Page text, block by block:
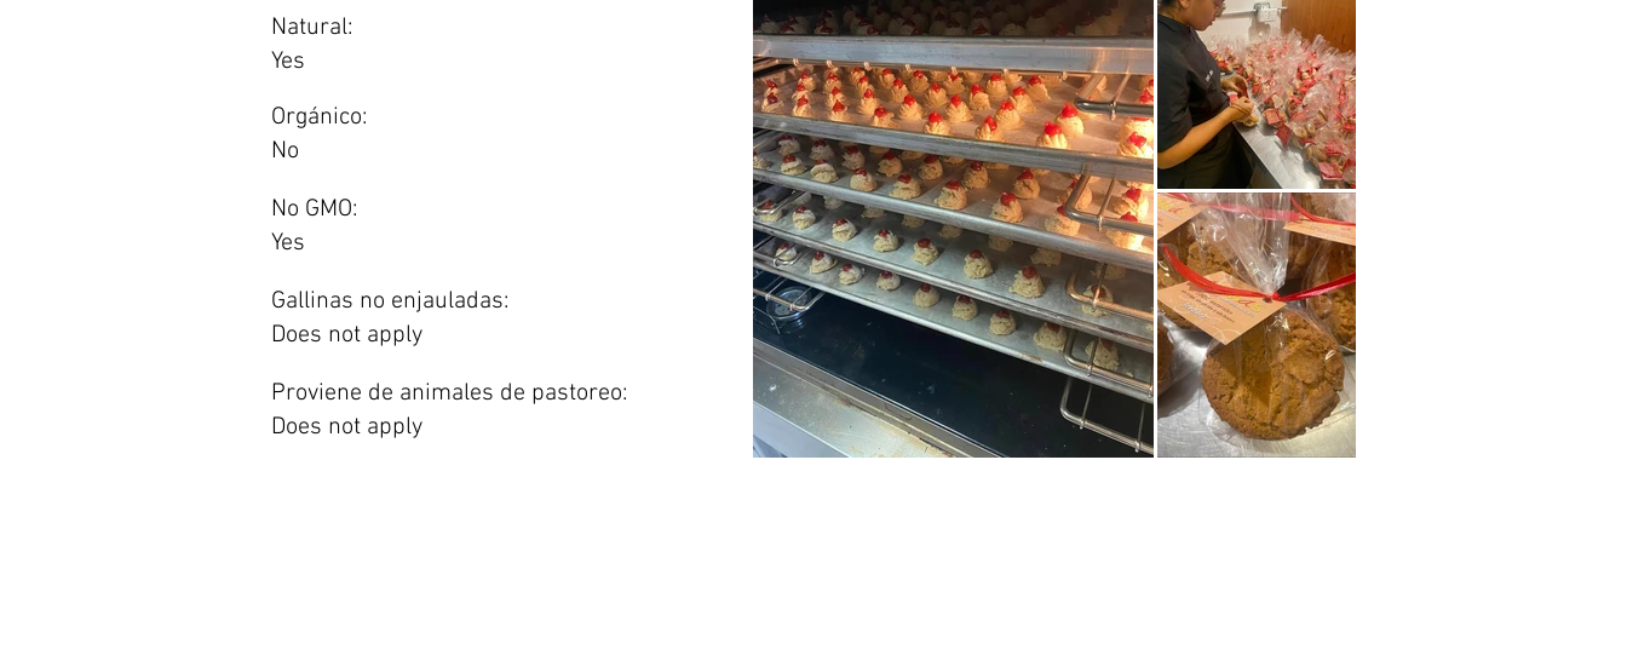
Natural:
Yes
Orgánico:
No
No GMO:
Yes
Gallinas no enjauladas:
Does not apply
Proviene de animales de pastoreo:
Does not apply